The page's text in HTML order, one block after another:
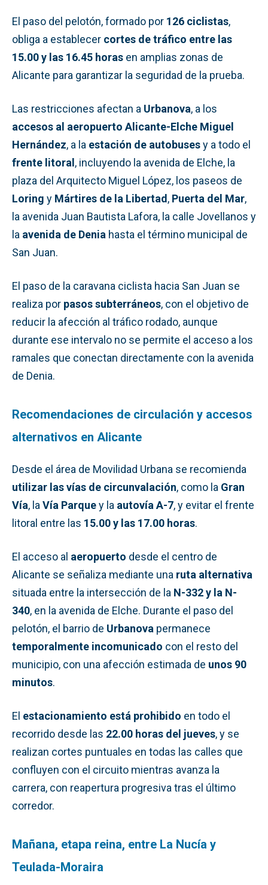
El paso del pelotón, formado por 126 ciclistas,
obliga a establecer cortes de tráfico entre las
15.00 y las 16.45 horas en amplias zonas de
Alicante para garantizar la seguridad de la prueba.
Las restricciones afectan a Urbanova, a los
accesos al aeropuerto Alicante-Elche Miguel
Hernández, a la estación de autobusesy a todo el
frente litoral, incluyendo la avenida de Elche, la
plaza del Arquitecto Miguel López, los paseos de
Loring y Mártires de la Libertad, Puerta del Mar,
la avenida Juan Bautista Lafora, la calle Jovellanos y
la avenida de Denia hasta el término municipal de
San Juan.
El paso de la caravana ciclista hacia San Juan se
realiza por pasos subterráneos, con el objetivo de
reducir la afección al tráfico rodado, aunque
durante ese intervalo no se permite el acceso a los
ramales que conectan directamente con la avenida
de Denia.
Recomendaciones de circulación y accesos
alternativos en Alicante
Desde el área de Movilidad Urbana se recomienda
utilizar las vías de circunvalación, como la Gran
Vía, la Vía Parquey la autovía A-7, y evitar el frente
litoral entre las 15.00 y las 17.00 horas.
El acceso al aeropuerto desde el centro de
Alicante se señaliza mediante una ruta alternativa
situada entre la intersección de la N-332 y la N-
340, en la avenida de Elche. Durante el paso del
pelotón, el barrio de Urbanova permanece
temporalmente incomunicado con el resto del
municipio, con una afección estimada de unos 90
minutos.
El estacionamiento está prohibido en todo el
recorrido desde las 22.00 horas del jueves, y se
realizan cortes puntuales en todas las calles que
confluyen con el circuito mientras avanza la
carrera, con reapertura progresiva tras el último
corredor.
Mañana, etapa reina, entre La Nucía y
Teulada-Moraira